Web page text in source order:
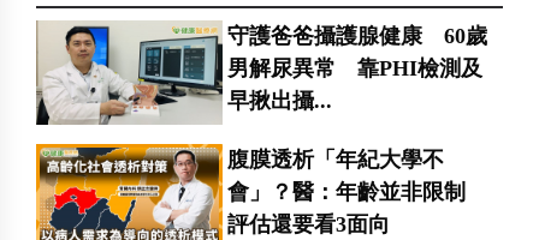
守護爸爸攝護腺健康 60歲
男解尿異常 靠PHI檢測及
早揪出攝...
腹膜透析「年紀大學不
會」？醫：年齡並非限制
評估還要看3面向